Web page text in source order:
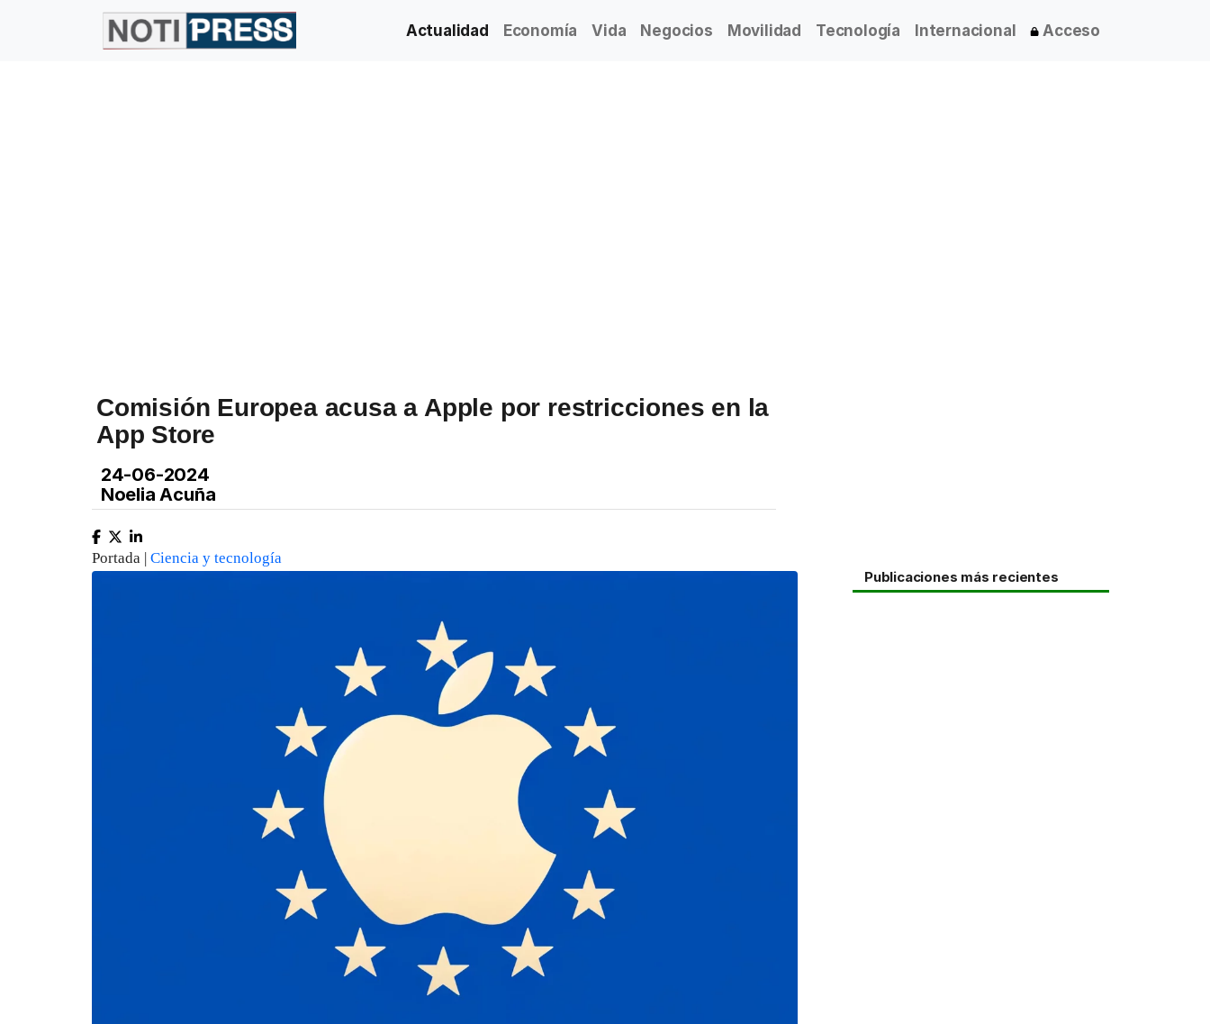
Actualidad Economía Vida Negocios Movilidad Tecnología Internacional Acceso
Comisión Europea acusa a Apple por restricciones en la
App Store
24-06-2024
Noelia Acuña
Portada | Ciencia y tecnología
Publicaciones más recientes